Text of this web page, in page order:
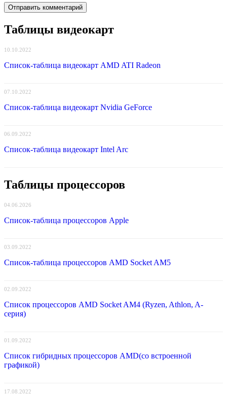
Таблицы видеокарт
10.10.2022
Список-таблица видеокарт AMD ATI Radeon
07.10.2022
Список-таблица видеокарт Nvidia GeForce
06.09.2022
Список-таблица видеокарт Intel Arc
Таблицы процессоров
04.06.2026
Список-таблица процессоров Apple
03.09.2022
Список-таблица процессоров AMD Socket AM5
02.09.2022
Список процессоров AMD Socket AM4 (Ryzen, Athlon, A-
серия)
01.09.2022
Список гибридных процессоров AMD(со встроенной
графикой)
17.08.2022